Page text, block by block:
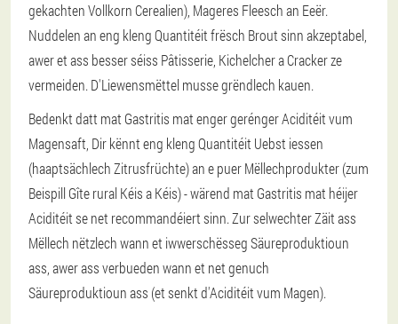
gekachten Vollkorn Cerealien), Mageres Fleesch an Eeër.
Nuddelen an eng kleng Quantitéit frësch Brout sinn akzeptabel,
awer et ass besser séiss Pâtisserie, Kichelcher a Cracker ze
vermeiden. D'Liewensmëttel musse grëndlech kauen.
Bedenkt datt mat Gastritis mat enger gerénger Aciditéit vum
Magensaft, Dir kënnt eng kleng Quantitéit Uebst iessen
(haaptsächlech Zitrusfrüchte) an e puer Mëllechprodukter (zum
Beispill Gîte rural Kéis a Kéis) - wärend mat Gastritis mat héijer
Aciditéit se net recommandéiert sinn. Zur selwechter Zäit ass
Mëllech nëtzlech wann et iwwerschësseg Säureproduktioun
ass, awer ass verbueden wann et net genuch
Säureproduktioun ass (et senkt d'Aciditéit vum Magen).